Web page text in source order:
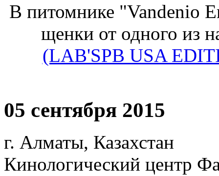
В питомнике "Vandenio
щенки от одного из
(LAB'SPB USA
05 сентября 2015
г. Алматы, Казахстан
Кинологический центр